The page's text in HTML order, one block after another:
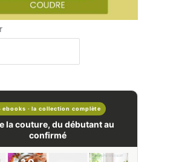
ebooks · la collection complète
la couture, du débutant au
confirmé